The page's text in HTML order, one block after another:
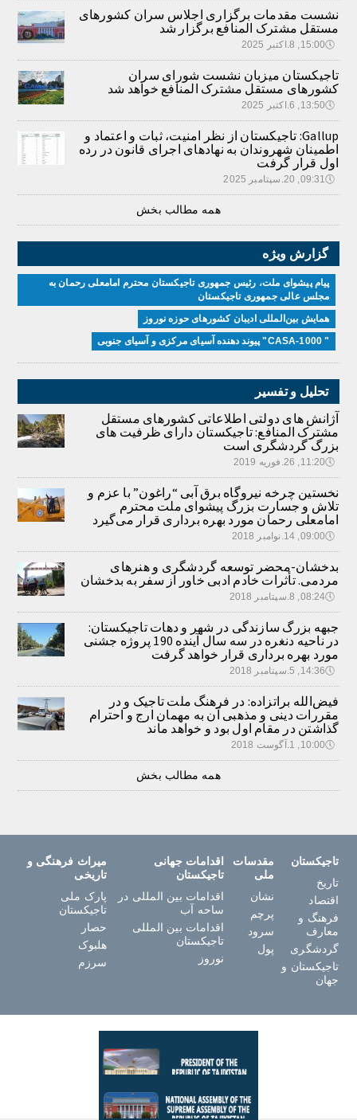
نشست مقدمات برگزاری اجلاس سران کشورهای
مستقل مشترک المنافع برگزار شد
🕔15:00, 8.اکتبر 2025
تاجیکستان میزبان نشست شورای سران
کشورهای مستقل مشترک المنافع خواهد شد
🕔13:50, 6.اکتبر 2025
Gallup: تاجیکستان از نظر امنیت، ثبات و اعتماد و
اطمینان شهروندان به نهادهای اجرای قانون در رده
اول قرار گرفت
🕔09:31, 20.سپتامبر 2025
همه مطالب بخش
گزارش ویژه
پیام پیشوای ملت، رئیس جمهوری تاجیکستان محترم امامعلی رحمان به
مجلس عالی جمهوری تاجیکستان
همایش بین‌المللی ادیبان کشور‌های حوزه نوروز
" CASA-1000" پیوند دهنده آسیای مرکزی و آسیای جنوبی
تحلیل و تفسیر
آژانش های دولتی اطلاعاتی کشورهای مستقل
مشترک المنافع: تاجیکستان دارای ظرفیت های
بزرگ گردشگری است
🕔11:20, 26.فوریه 2019
نخستین چرخه نیروگاه برق آبی “راغون” با عزم و
تلاش و جسارت بزرگ پیشوای ملت محترم
امامعلی رحمان مورد بهره برداری قرار می‌گیرد
🕔09:00, 14.نوامبر 2018
بدخشان-محضر توسعه گردشگری و هنرهای
مردمی. تأثرات خادم ادبی خاور از سفر به بدخشان
🕔08:24, 8.سپتامبر 2018
جبهه بزرگ سازندگی در شهر و دهات تاجیکستان:
در ناحیه دنغره در سه سال آینده 190 پروژه جشنی
مورد بهره برداری قرار خواهد گرفت
🕔14:36, 5.سپتامبر 2018
فیض‌الله براتزاده: در فرهنگ ملت تاجیک و در
مقررات دینی و مذهبی آن به مهمان ارج و احترام
گذاشتن در مقام اول بود و خواهد ماند
🕔10:00, 1.آگوست 2018
همه مطالب بخش
تاجیکستان
تاریخ
اقتصاد
فرهنگ و
معارف
گردشگری
تاجیکستان و
جهان
مقدسات
ملی
نشان
پرچم
سرود
پول
اقدامات جهانی
تاجیکستان
اقدامات بین المللی در
ساحه آب
اقدامات بین المللی
تاجیکستان
نوروز
میراث فرهنگی و
تاریخی
پارک ملی
تاجیکستان
حصار
هلبوک
سرزم